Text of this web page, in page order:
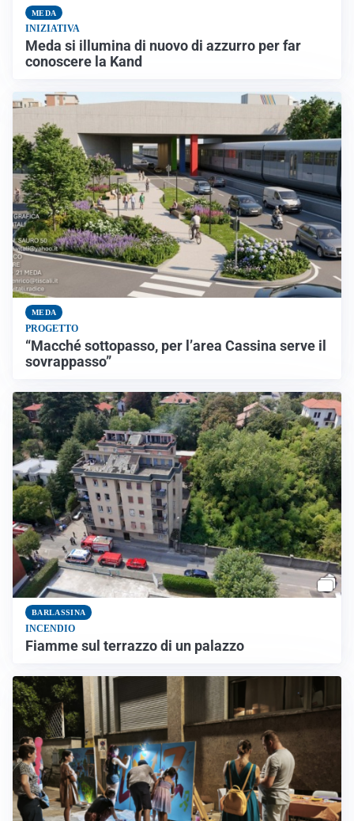
MEDA
INIZIATIVA
Meda si illumina di nuovo di azzurro per far
conoscere la Kand
MEDA
PROGETTO
“Macché sottopasso, per l’area Cassina serve il
sovrappasso”
BARLASSINA
INCENDIO
Fiamme sul terrazzo di un palazzo